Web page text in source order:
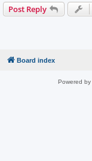
Post Reply
Board index
Powered by